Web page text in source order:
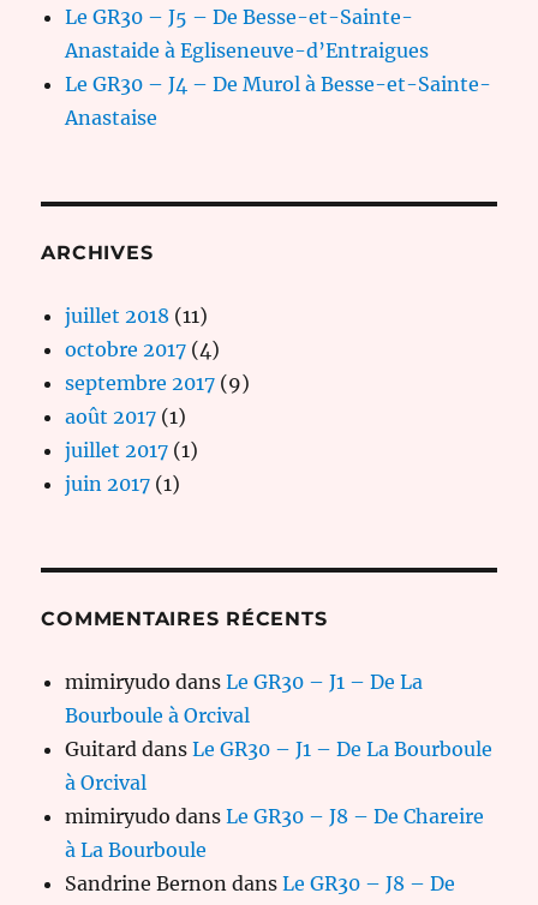
Le GR30 – J5 – De Besse-et-Sainte-
Anastaide à Egliseneuve-d’Entraigues
Le GR30 – J4 – De Murol à Besse-et-Sainte-
Anastaise
ARCHIVES
juillet 2018 (11)
octobre 2017 (4)
septembre 2017 (9)
août 2017 (1)
juillet 2017 (1)
juin 2017 (1)
COMMENTAIRES RÉCENTS
mimiryudo dansLe GR30 – J1 – De La
Bourboule à Orcival
Guitard dansLe GR30 – J1 – De La Bourboule
à Orcival
mimiryudo dansLe GR30 – J8 – De Chareire
à La Bourboule
Sandrine Bernon dansLe GR30 – J8 – De